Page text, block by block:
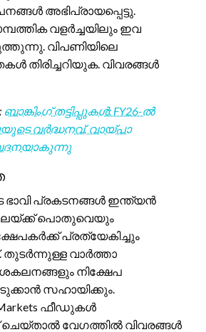
അഭിപ്രായപ്പെട്ടു.
വളർച്ചയിലും ഇവ
വിപണിയിലെ
തിരിച്ചറിയുക. വിവരങ്ങൾ
ബാങ്കിംഗ് തട്ടിപ്പുകൾ: FY26-ൽ
വർദ്ധനവ്, വായ്പാ
പ്രകടനങ്ങൾ ഇന്ത്യൻ
പൊതുവെയും
പ്രത്യേകിച്ചും
വാർത്താ
നിക്ഷേപ
സഹായിക്കും.
ഫീഡുകൾ
വേഗത്തിൽ വിവരങ്ങൾ